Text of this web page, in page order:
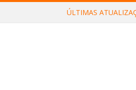
ÚLTIMAS